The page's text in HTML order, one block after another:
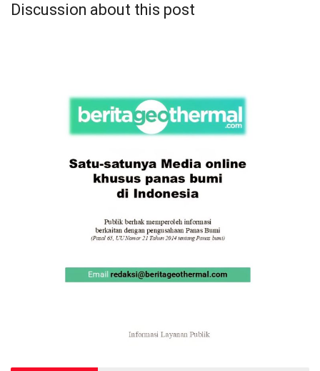
Discussion about this post